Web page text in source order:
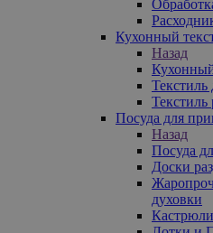
Кухонный
Назад
Текстиль
Текстиль
Посуда для
Назад
Посуда
Доски
духовки